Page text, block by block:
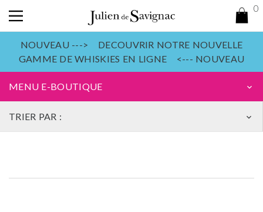
0
NOUVEAU ---> DECOUVRIR NOTRE NOUVELLE
GAMME DE WHISKIES EN LIGNE <--- NOUVEAU
MENU E-BOUTIQUE keyboard_arrow_down
TRIER PAR : keyboard_arrow_down